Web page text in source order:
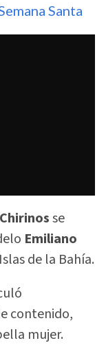
Santa
se
Emiliano
de la Bahía.
contenido,
mujer.